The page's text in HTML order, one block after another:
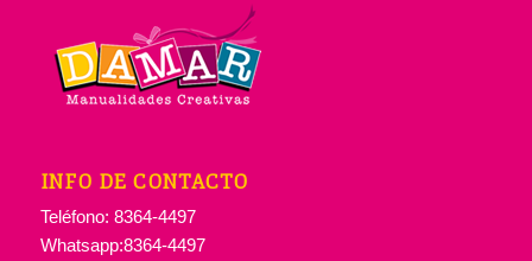
INFO DE CONTACTO
Teléfono: 8364-4497
Whatsapp:8364-4497